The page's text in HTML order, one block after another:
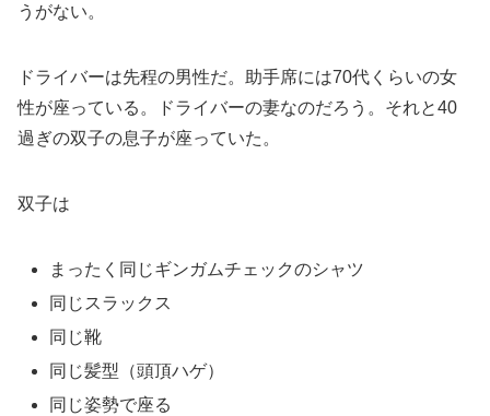
うがない。
ドライバーは先程の男性だ。助手席には70代くらいの女
性が座っている。ドライバーの妻なのだろう。それと40
過ぎの双子の息子が座っていた。
双子は
まったく同じギンガムチェックのシャツ
同じスラックス
同じ靴
同じ髪型（頭頂ハゲ）
同じ姿勢で座る